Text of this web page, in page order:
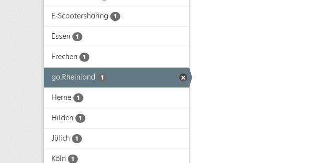
E-Scootersharing 1
Essen 1
Frechen 1
go.Rheinland 1
Herne 1
Hilden 1
Jülich 1
Köln 1